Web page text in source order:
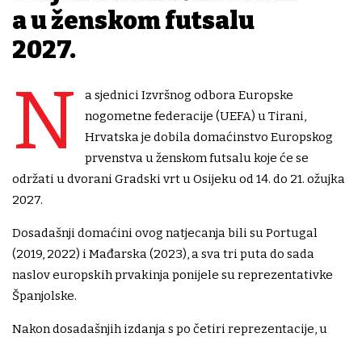
a u ženskom futsalu
2027.
N
a sjednici Izvršnog odbora Europske
nogometne federacije (UEFA) u Tirani,
Hrvatska je dobila domaćinstvo Europskog
prvenstva u ženskom futsalu koje će se
održati u dvorani Gradski vrt u Osijeku od 14. do 21. ožujka
2027.
Dosadašnji domaćini ovog natjecanja bili su Portugal
(2019, 2022) i Mađarska (2023), a sva tri puta do sada
naslov europskih prvakinja ponijele su reprezentativke
Španjolske.
Nakon dosadašnjih izdanja s po četiri reprezentacije, u